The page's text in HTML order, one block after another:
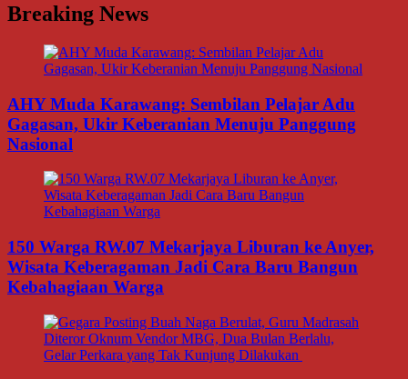
mode
Breaking News
AHY Muda Karawang: Sembilan Pelajar Adu
Gagasan, Ukir Keberanian Menuju Panggung
Nasional
150 Warga RW.07 Mekarjaya Liburan ke Anyer,
Wisata Keberagaman Jadi Cara Baru Bangun
Kebahagiaan Warga